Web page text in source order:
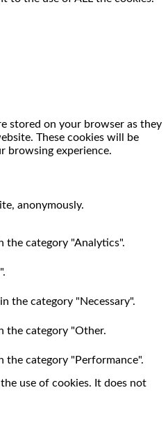
stored on your browser as they
These cookies will be
browsing experience.
anonymously.
the category "Analytics".
the category "Necessary".
the category "Other.
the category "Performance".
use of cookies. It does not